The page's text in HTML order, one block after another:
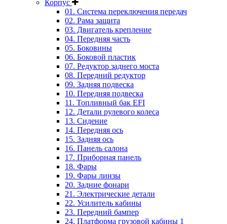
Корпус
01. Система переключения передач
02. Рама защита
03. Двигатель крепление
04. Передняя часть
05. Боковины
06. Боковой пластик
07. Редуктор заднего моста
08. Передний редуктор
09. Задняя подвеска
10. Передняя подвеска
11. Топливный бак EFI
12. Детали рулевого колеса
13. Сидение
14. Передняя ось
15. Задняя ось
16. Панель салона
17. Приборная панель
18. Фары
19. Фары линзы
20. Задние фонари
21. Электрические детали
22. Усилитель кабины
23. Передний бампер
24. Платформа грузовой кабины 1